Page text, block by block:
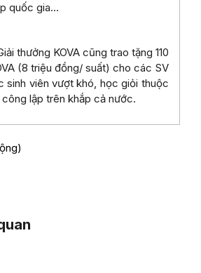
quốc gia…
thưởng KOVA cũng trao tặng 110
(8 triệu đồng/ suất) cho các SV
sinh viên vượt khó, học giỏi thuộc
lập trên khắp cả nước.